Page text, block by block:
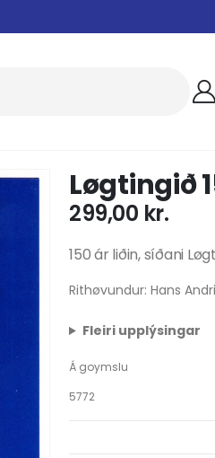
Løgtingið
299,00 kr.
150 ár liðin, síðani
Rithøvundur: Hans
Fleiri upplýsingar
Á goymslu
5772